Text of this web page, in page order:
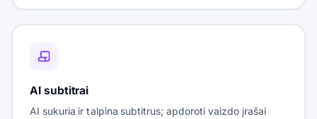
AI subtitrai
AI sukuria ir talpina subtitrus; apdoroti vaizdo įrašai